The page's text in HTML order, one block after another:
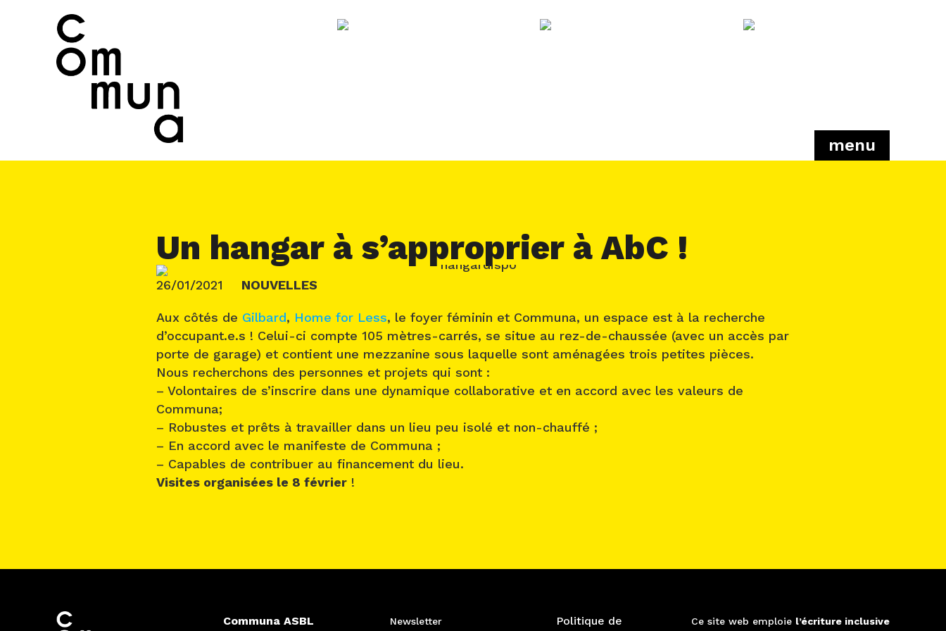
menu
Un hangar à s’approprier à AbC !
26/01/2021 NOUVELLES
Aux côtés de Gilbard, Home for Less, le foyer féminin et Communa, un espace est à la recherche
d’occupant.e.s ! Celui-ci compte 105 mètres-carrés, se situe au rez-de-chaussée (avec un accès par
porte de garage) et contient une mezzanine sous laquelle sont aménagées trois petites pièces.
Nous recherchons des personnes et projets qui sont :
– Volontaires de s’inscrire dans une dynamique collaborative et en accord avec les valeurs de
Communa;
– Robustes et prêts à travailler dans un lieu peu isolé et non-chauffé ;
– En accord avec le manifeste de Communa ;
– Capables de contribuer au financement du lieu.
Visites organisées le 8 février !
Communa ASBL Newsletter Politique de Ce site web emploie l’écriture inclusive